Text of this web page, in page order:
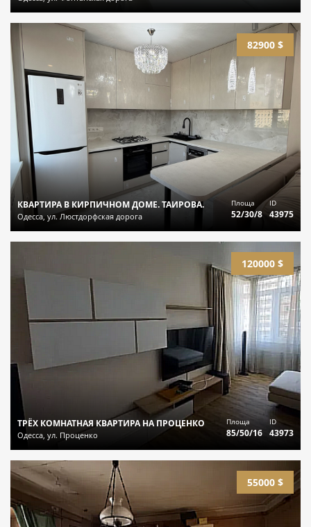
82900 $
КВАРТИРА В КИРПИЧНОМ ДОМЕ. ТАИРОВА.
Одесса, ул. Люстдорфская дорога
Площа
52/30/8
ID
43975
120000 $
ТРЁХ КОМНАТНАЯ КВАРТИРА НА ПРОЦЕНКО
Одесса, ул. Проценко
Площа
85/50/16
ID
43973
55000 $